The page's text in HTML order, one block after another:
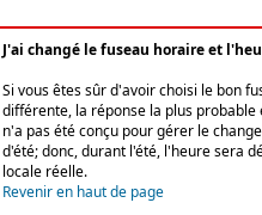
J'ai changé le fuseau horaire et
Si vous êtes sûr d'avoir choisi le bon
différente, la réponse la plus
n'a pas été conçu pour gérer le
d'été; donc, durant l'été, l'heure sera
locale réelle.
Revenir en haut de page